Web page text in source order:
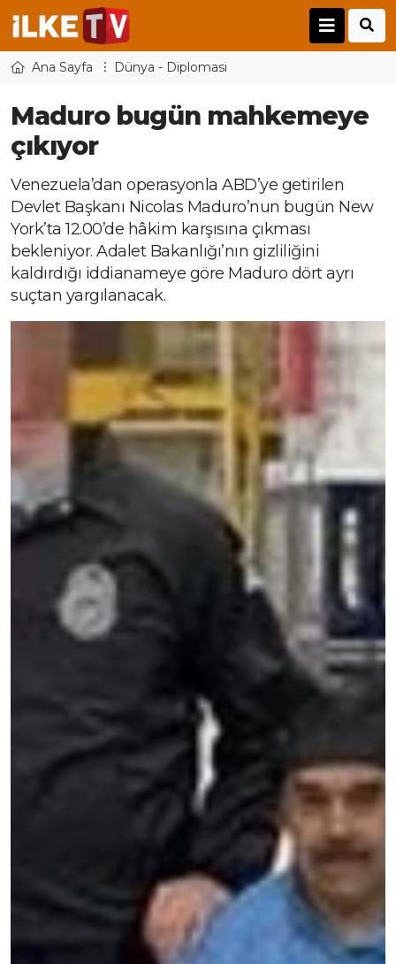
Ana Sayfa Dünya - Diplomasi
Maduro bugün mahkemeye
çıkıyor
Venezuela’dan operasyonla ABD’ye getirilen
Devlet Başkanı Nicolas Maduro’nun bugün New
York’ta 12.00’de hâkim karşısına çıkması
bekleniyor. Adalet Bakanlığı’nın gizliliğini
kaldırdığı iddianameye göre Maduro dört ayrı
suçtan yargılanacak.